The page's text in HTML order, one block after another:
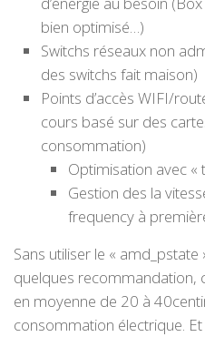
bien optimisé…)
Switchs réseaux non
des switchs fait maison)
Points d’accès WIFI/
cours basé sur des
consommation)
Optimisation avec «
Gestion des la
frequency à
Sans utiliser le « amd_pstate
quelques recommandation,
en moyenne de 20 à
consommation électrique.